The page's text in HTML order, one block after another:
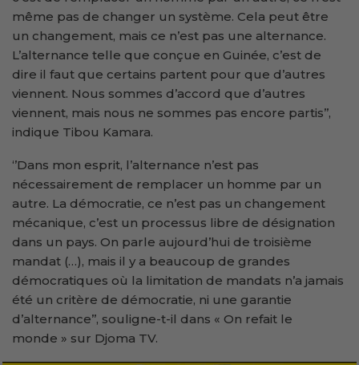
même pas de changer un système. Cela peut être
un changement, mais ce n’est pas une alternance.
L’alternance telle que conçue en Guinée, c’est de
dire il faut que certains partent pour que d’autres
viennent. Nous sommes d’accord que d’autres
viennent, mais nous ne sommes pas encore partis’’,
indique Tibou Kamara.
‘’Dans mon esprit, l’alternance n’est pas
nécessairement de remplacer un homme par un
autre. La démocratie, ce n’est pas un changement
mécanique, c’est un processus libre de désignation
dans un pays. On parle aujourd’hui de troisième
mandat (…), mais il y a beaucoup de grandes
démocratiques où la limitation de mandats n’a jamais
été un critère de démocratie, ni une garantie
d’alternance’’, souligne-t-il dans « On refait le
monde » sur Djoma TV.